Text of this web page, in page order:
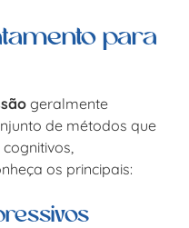
para
geralmente
de métodos que
os principais: